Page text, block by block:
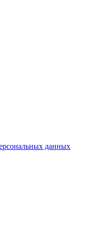
данных